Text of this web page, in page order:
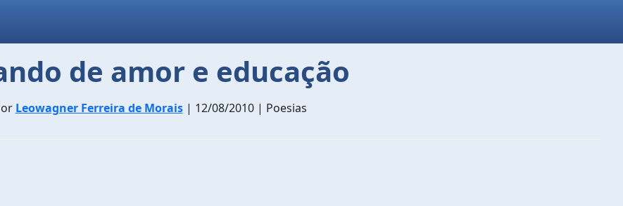
de amor e educação
Leowagner Ferreira de Morais| 12/08/2010 | Poesias